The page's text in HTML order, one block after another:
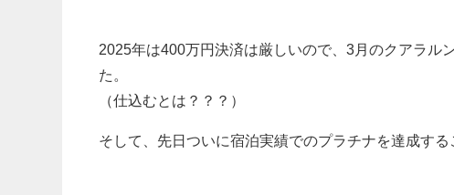
2025年は400万円決済は厳しいので、3月のクアラル
た。
（仕込むとは？？？）
そして、先日ついに宿泊実績でのプラチナを達成する